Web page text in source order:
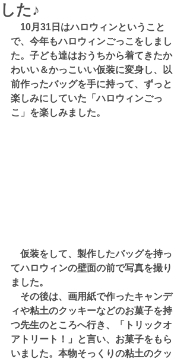
した♪
10月31日はハロウィンということ
で、今年もハロウィンごっこをしまし
た。子ども達はおうちから着てきたか
わいい＆かっこいい仮装に変身し、以
前作ったバッグを手に持って、ずっと
楽しみにしていた「ハロウィンごっ
こ」を楽しみました。
仮装をして、製作したバッグを持っ
てハロウィンの壁面の前で写真を撮り
ました。
その後は、画用紙で作ったキャンデ
ィや粘土のクッキーなどのお菓子を持
つ先生のところへ行き、「トリックオ
アトリート！」と言い、お菓子をもら
いました。本物そっくりの粘土のクッ